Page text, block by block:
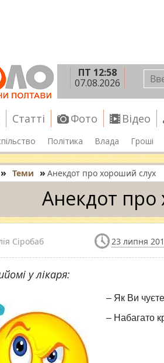
ПТ 12:58
07.08.2026
Статті Фото Відео
Політика Влада Гроші
» Теми » Анекдот про хороший слух
Анекдот
Сіробаб 23 липня
у лікаря:
– Як Ви
– Набагато